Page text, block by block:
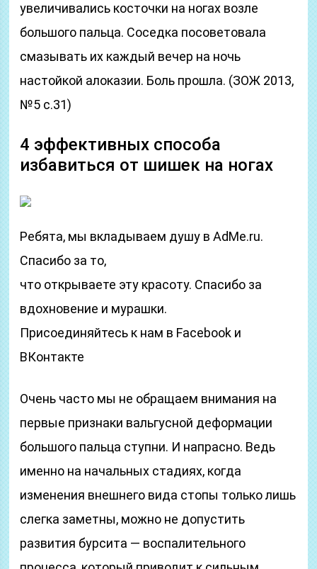
увеличивались косточки на ногах возле
большого пальца. Соседка посоветовала
смазывать их каждый вечер на ночь
настойкой алоказии. Боль прошла. (ЗОЖ 2013,
№5 с.31)
4 эффективных способа
избавиться от шишек на ногах
Ребята, мы вкладываем душу в AdMe.ru.
Cпасибо за то,
что открываете эту красоту. Спасибо за
вдохновение и мурашки.
Присоединяйтесь к нам в Facebook и
ВКонтакте
Очень часто мы не обращаем внимания на
первые признаки вальгусной деформации
большого пальца ступни. И напрасно. Ведь
именно на начальных стадиях, когда
изменения внешнего вида стопы только лишь
слегка заметны, можно не допустить
развития бурсита — воспалительного